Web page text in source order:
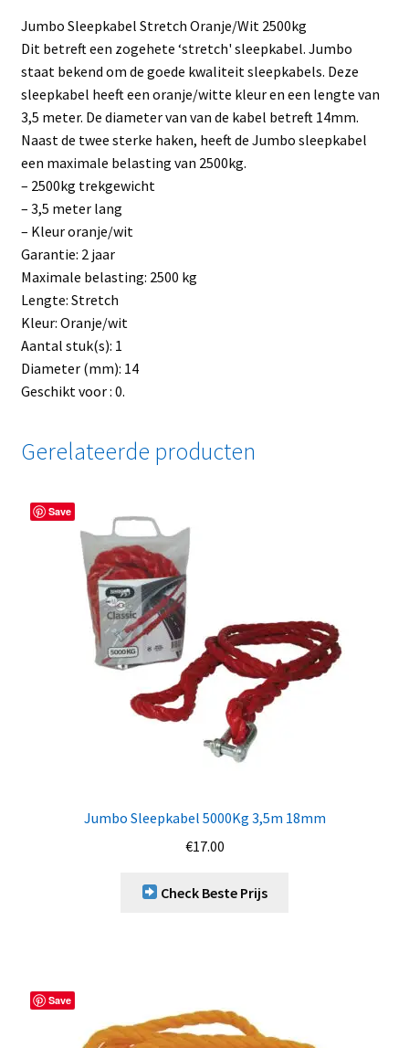
Jumbo Sleepkabel Stretch Oranje/Wit 2500kg
Dit betreft een zogehete ‘stretch' sleepkabel. Jumbo
staat bekend om de goede kwaliteit sleepkabels. Deze
sleepkabel heeft een oranje/witte kleur en een lengte van
3,5 meter. De diameter van van de kabel betreft 14mm.
Naast de twee sterke haken, heeft de Jumbo sleepkabel
een maximale belasting van 2500kg.
– 2500kg trekgewicht
– 3,5 meter lang
– Kleur oranje/wit
Garantie: 2 jaar
Maximale belasting: 2500 kg
Lengte: Stretch
Kleur: Oranje/wit
Aantal stuk(s): 1
Diameter (mm): 14
Geschikt voor : 0.
Gerelateerde producten
Save
Jumbo Sleepkabel 5000Kg 3,5m 18mm
€17.00
Check Beste Prijs
Save